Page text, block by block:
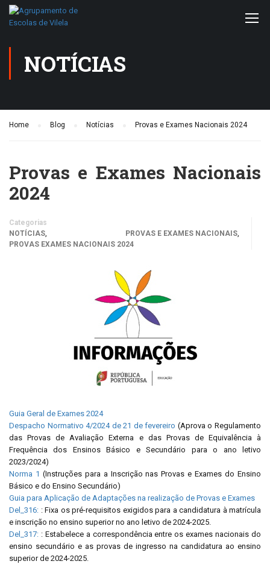
NOTÍCIAS
Home Blog Notícias Provas e Exames Nacionais 2024
Provas e Exames Nacionais
2024
Categorias
NOTÍCIAS, PROVAS E EXAMES NACIONAIS,
PROVAS EXAMES NACIONAIS 2024
Guia Geral de Exames 2024
Despacho Normativo 4/2024 de 21 de fevereiro (Aprova o Regulamento
das Provas de Avaliação Externa e das Provas de Equivalência à
Frequência dos Ensinos Básico e Secundário para o ano letivo
2023/2024)
Norma 1 (Instruções para a Inscrição nas Provas e Exames do Ensino
Básico e do Ensino Secundário)
Guia para Aplicação de Adaptações na realização de Provas e Exames
Del_316: : Fixa os pré-requisitos exigidos para a candidatura à matrícula
e inscrição no ensino superior no ano letivo de 2024-2025.
Del_317: : Estabelece a correspondência entre os exames nacionais do
ensino secundário e as provas de ingresso na candidatura ao ensino
superior de 2024-2025.